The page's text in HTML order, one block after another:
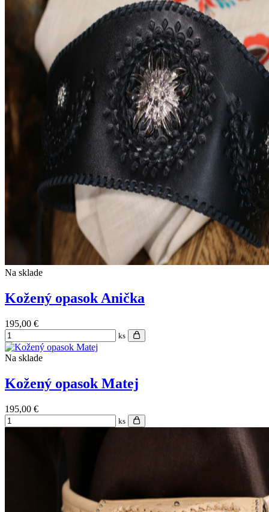
Na sklade
Kožený opasok Anička
195,00 €
ks
Na sklade
Kožený opasok Matej
195,00 €
ks